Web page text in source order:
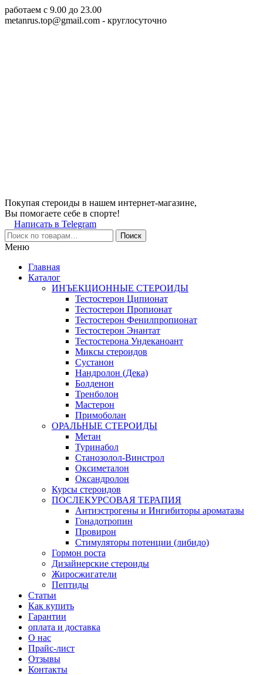
работаем c 9.00 до 23.00
metanrus.top@gmail.com - круглосуточно
Покупая стероиды в нашем интернет-магазине,
Вы помогаете себе в спорте!
Написать в Telegram
Поиск
Меню
Главная
Каталог
ИНЪЕКЦИОННЫЕ СТЕРОИДЫ
Тестостерон Ципионат
Тестостерон Пропионат
Тестостерон Фенилпропионат
Тестостерон Энантат
Тестостерона Ундеканоант
Миксы стероидов
Сустанон
Нандролон (Дека)
Болденон
Тренболон
Мастерон
Примоболан
ОРАЛЬНЫЕ СТЕРОИДЫ
Метан
Туринабол
Станозолол-Винстрол
Оксиметалон
Оксандролон
Курсы стероидов
ПОСЛЕКУРСОВАЯ ТЕРАПИЯ
Антиэстрогены и Ингибиторы ароматазы
Гонадотропин
Провирон
Стимуляторы потенции (либидо)
Гормон роста
Дизайнерские стероиды
Жиросжигатели
Пептиды
Статьи
Как купить
Гарантии
оплата и доставка
О нас
Прайс-лист
Отзывы
Контакты